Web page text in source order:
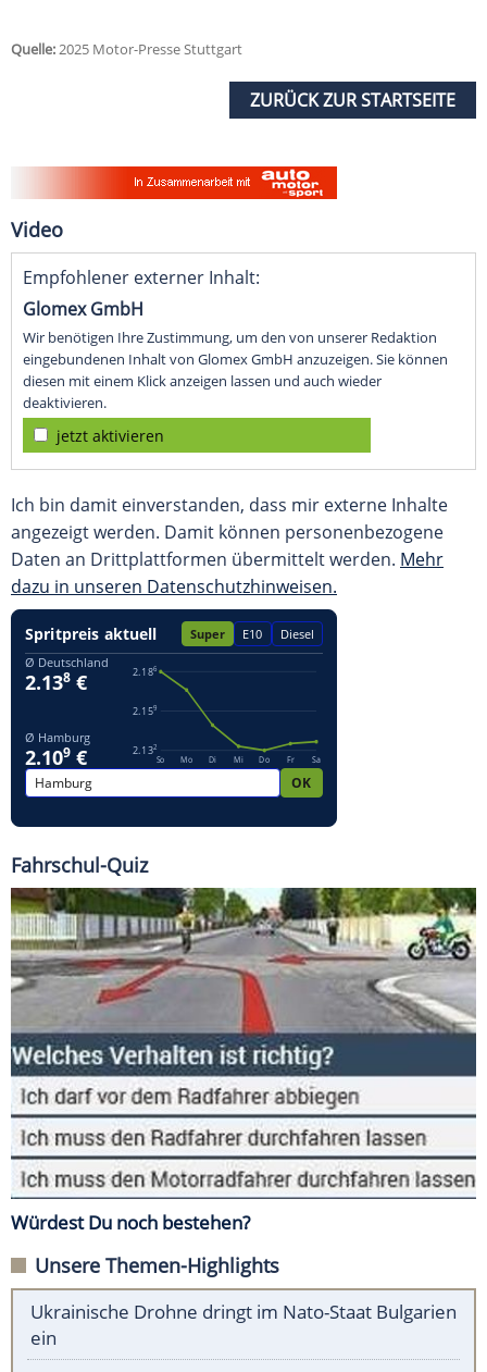
Quelle:2025 Motor-Presse Stuttgart
ZURÜCK ZUR STARTSEITE
Video
Empfohlener externer Inhalt:
Glomex GmbH
Wir benötigen Ihre Zustimmung, um den von unserer Redaktion
eingebundenen Inhalt von Glomex GmbH anzuzeigen. Sie können
diesen mit einem Klick anzeigen lassen und auch wieder
deaktivieren.
jetzt aktivieren
Ich bin damit einverstanden, dass mir externe Inhalte
angezeigt werden. Damit können personenbezogene
Daten an Drittplattformen übermittelt werden. Mehr
dazu in unseren Datenschutzhinweisen.
Fahrschul-Quiz
Würdest Du noch bestehen?
Unsere Themen-Highlights
Ukrainische Drohne dringt im Nato-Staat Bulgarien
ein